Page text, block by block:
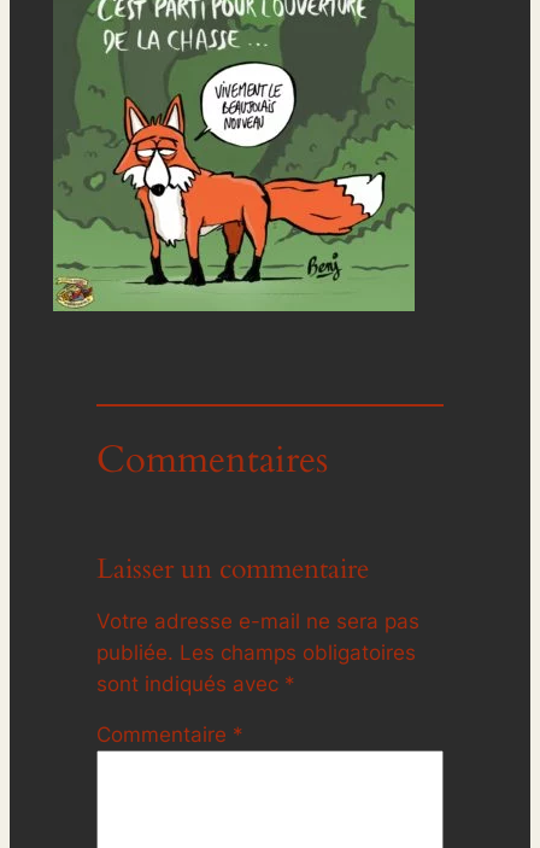
Commentaires
Laisser un commentaire
Votre adresse e-mail ne sera pas
publiée. Les champs obligatoires
sont indiqués avec *
Commentaire *